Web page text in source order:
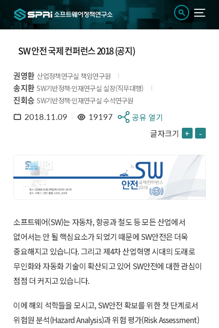
SW 안전 국제 컨퍼런스 2018 (공지)
권영환 산업정책연구실 책임연구원
송지환 SW기반정책·인재연구실 실장(직무대행)
진회승 SW기반정책·인재연구실 수석연구원
2018.11.09 19197
공유 열기
글자크기 + -
소프트웨어(SW)는 자동차, 항공과 철도 등 모든 산업에서
없어서는 안 될 핵심요소가 되었기 때문에 SW안전은 더욱
중요해지고 있습니다. 그리고 제4차 산업혁명 시대의 도래로
무인화와 자동화 기술이 확산되고 있어 SW안전에 대한 관심이
점점 더 커지고 있습니다.
이에 해외 석학들을 모시고, SW안전 확보를 위한 첫 단계로서
위험원 분석(Hazard Analysis)과 위험 평가(Risk Assessment)